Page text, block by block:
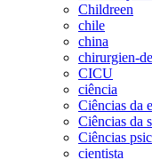
Childreen
chile
china
chirurgien-
CICU
ciência
Ciências da
Ciências da
Ciências
cientista